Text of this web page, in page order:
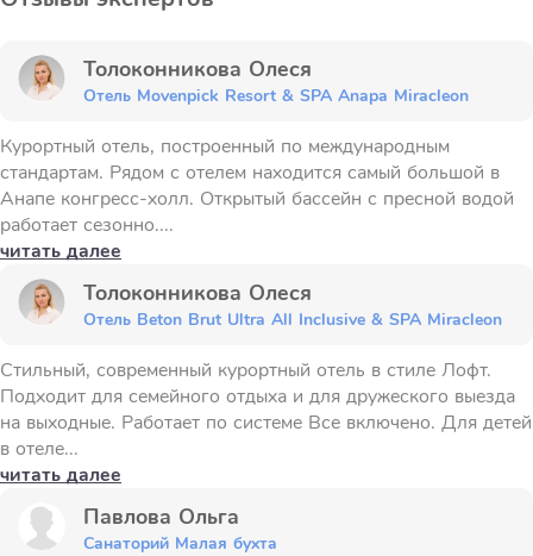
Толоконникова Олеся
Отель Movenpick Resort & SPA Anapa Miracleon
Курортный отель, построенный по международным
стандартам. Рядом с отелем находится самый большой в
Анапе конгресс-холл. Открытый бассейн с пресной водой
работает сезонно....
читать далее
Толоконникова Олеся
Отель Beton Brut Ultra All Inclusive & SPA Miracleon
Стильный, современный курортный отель в стиле Лофт.
Подходит для семейного отдыха и для дружеского выезда
на выходные. Работает по системе Все включено. Для детей
в отеле...
читать далее
Павлова Ольга
Санаторий Малая бухта